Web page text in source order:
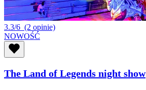
3.3/6 (2 opinie)
NOWOŚĆ
The Land of Legends night show